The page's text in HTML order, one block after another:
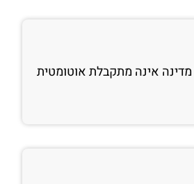
אינה מתקבלת אוטומטית